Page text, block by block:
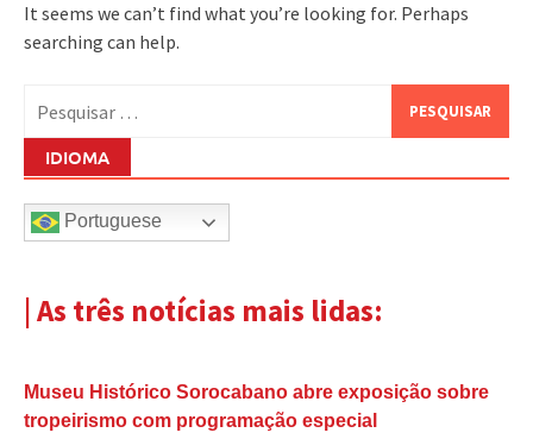
It seems we can’t find what you’re looking for. Perhaps
searching can help.
por:
IDIOMA
Portuguese
| As três notícias mais lidas:
Museu Histórico Sorocabano abre exposição sobre
tropeirismo com programação especial